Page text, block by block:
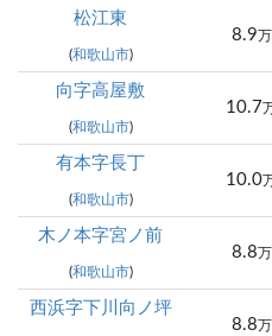
松江東
(和歌山市)
8.9
向字高屋敷
(和歌山市)
10.7
有本字長丁
(和歌山市)
10.0
木ノ本字宮ノ前
(和歌山市)
8.8
西浜字下川向ノ坪
8.8